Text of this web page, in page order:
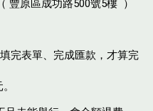
豐原區成功路500號5樓 ）
完表單、完成匯款，才算完